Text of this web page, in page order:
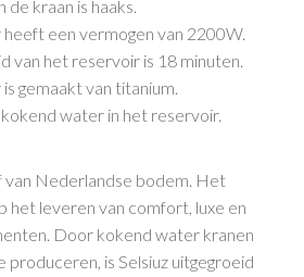
kraan is haaks.
een vermogen van 2200W.
van het reservoir is 18 minuten.
gemaakt van titanium.
water in het reservoir.
van Nederlandse bodem. Het
het leveren van comfort, luxe en
Door kokend water kranen
produceren, is Selsiuz uitgegroeid